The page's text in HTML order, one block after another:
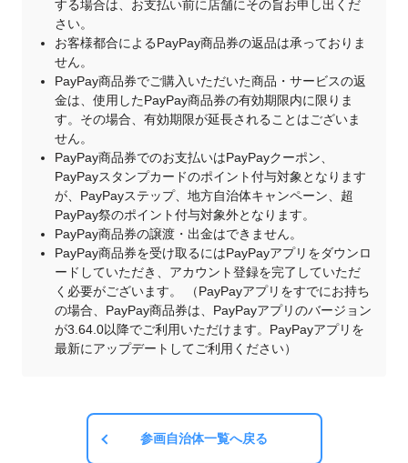
する場合は、お支払い前に店舗にその旨お申し出くだ
さい。
お客様都合によるPayPay商品券の返品は承っておりま
せん。
PayPay商品券でご購入いただいた商品・サービスの返
金は、使用したPayPay商品券の有効期限内に限りま
す。その場合、有効期限が延長されることはございま
せん。
PayPay商品券でのお支払いはPayPayクーポン、
PayPayスタンプカードのポイント付与対象となります
が、PayPayステップ、地方自治体キャンペーン、超
PayPay祭のポイント付与対象外となります。
PayPay商品券の譲渡・出金はできません。
PayPay商品券を受け取るにはPayPayアプリをダウンロ
ードしていただき、アカウント登録を完了していただ
く必要がございます。 （PayPayアプリをすでにお持ち
の場合、PayPay商品券は、PayPayアプリのバージョン
が3.64.0以降でご利用いただけます。PayPayアプリを
最新にアップデートしてご利用ください）
参画自治体一覧へ戻る